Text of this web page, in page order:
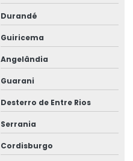
Durandé
Guiricema
Angelândia
Guarani
Desterro de Entre Rios
Serrania
Cordisburgo